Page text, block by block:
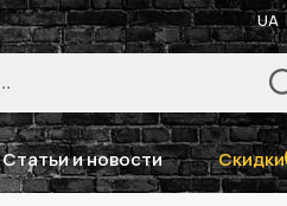
UA
Статьи и новости Скидки